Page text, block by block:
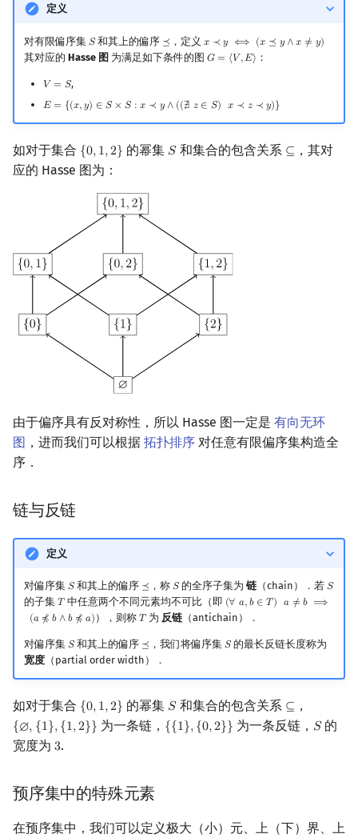
定义
对有限偏序集 𝑆
S和其上的偏序 ⪯
⪯ ，定义 𝑥 ≺ 𝑦 ⟺ (𝑥 ⪯ 𝑦 ∧𝑥 ≠ 𝑦)
x≺y ⟺(x⪯ y∧ x≠ y)
其对应的 Hasse 图 为满足如下条件的图 𝐺 = ⟨𝑉 ,𝐸⟩
G= ⟨V E⟩ ：
𝑉 = 𝑆
V= S ,
𝐸 = {(𝑥,𝑦) ∈ 𝑆 × 𝑆 : 𝑥 ≺ 𝑦 ∧ ((∄ 𝑧 ∈ 𝑆) 𝑥 ≺ 𝑧 ≺ 𝑦)}
E= {(x ,y)∈ S× S:x ≺ y∧(( ∄ z ∈S) x ≺z≺y )}
如对于集合 {0,1,2}
{0,1 ,2} 的幂集 𝑆
S和集合的包含关系 ⊆
⊆ ，其对
应的 Hasse 图为：
由于偏序具有反对称性，所以 Hasse 图一定是 有向无环
图 ，进而我们可以根据 拓扑排序 对任意有限偏序集构造全
序．
链与反链
定义
对偏序集 𝑆
S和其上的偏序 ⪯
⪯ ，称 𝑆
S的全序子集为 链（chain）．若 𝑆
S
的子集 𝑇
T中任意两个不同元素均不可比（即 (∀ 𝑎,𝑏 ∈ 𝑇) 𝑎 ≠ 𝑏 ⟹
(𝑎 ⋠ 𝑏 ∧𝑏 ⋠ 𝑎)
(∀ a,b∈T ) a b ⟹(a ⋠b∧
），则称 𝑇
T为 反链（antichain）．
对偏序集 𝑆
S和其上的偏序 ⪯
⪯ ，我们将偏序集 𝑆
S的最长反链长度称为
宽度（partial order width）．
如对于集合 {0,1,2}
{0,1 ,2} 的幂集 𝑆
S和集合的包含关系 ⊆
⊆ ，
{∅, {1},{1,2}}
{ ∅,{ 1 }, {1 2 }} 为一条链， {{1},{0,2}}
{{1 }, {0 ,2}} 为一条反链， 𝑆
S的
宽度为 3
3.
预序集中的特殊元素
在预序集中，我们可以定义极大（小）元、上（下）界、上